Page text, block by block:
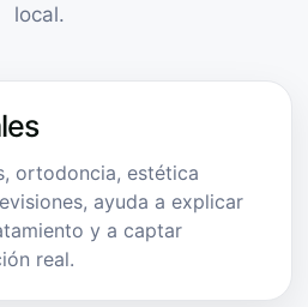
local.
ortodoncia, estética
ayuda a explicar
y a captar
real.